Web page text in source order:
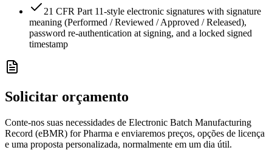
21 CFR Part 11-style electronic signatures with signature
meaning (Performed / Reviewed / Approved / Released),
password re-authentication at signing, and a locked signed
timestamp
Solicitar orçamento
Conte-nos suas necessidades de Electronic Batch Manufacturing
Record (eBMR) for Pharma e enviaremos preços, opções de licença
e uma proposta personalizada, normalmente em um dia útil.